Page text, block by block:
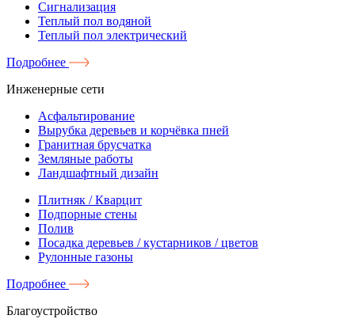
Сигнализация
Теплый пол водяной
Теплый пол электрический
Подробнее
Инженерные сети
Асфальтирование
Вырубка деревьев и корчёвка пней
Гранитная брусчатка
Земляные работы
Ландшафтный дизайн
Плитняк / Кварцит
Подпорные стены
Полив
Посадка деревьев / кустарников / цветов
Рулонные газоны
Подробнее
Благоустройство